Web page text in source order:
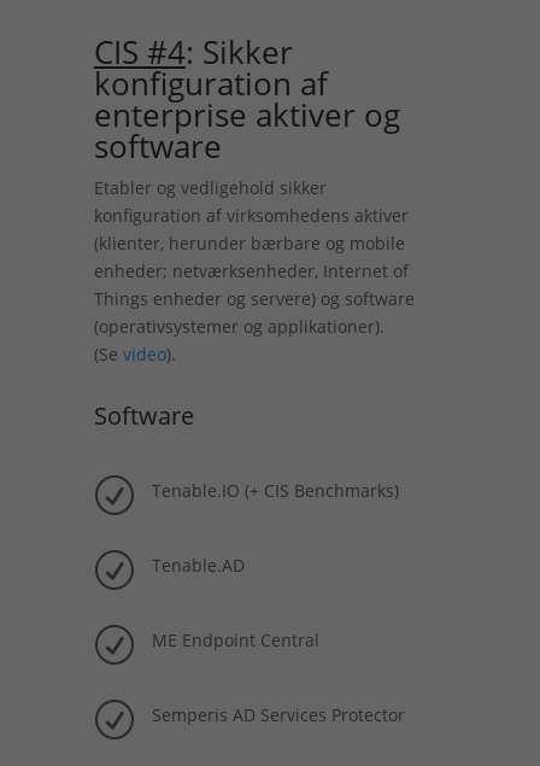
CIS #4: Sikker
konfiguration af
enterprise aktiver og
software
Etabler og vedligehold sikker
konfiguration af virksomhedens aktiver
(klienter, herunder bærbare og mobile
enheder; netværksenheder, Internet of
Things enheder og servere) og software
(operativsystemer og applikationer).
(Se video).
Software
R Tenable.IO (+ CIS Benchmarks)
R Tenable.AD
R ME Endpoint Central
R Semperis AD Services Protector